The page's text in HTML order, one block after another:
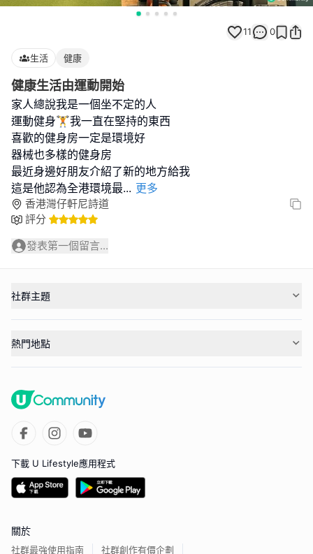
11 0
生活 健康
健康生活由運動開始
家人總說我是一個坐不定的人
運動健身🏋️我一直在堅持的東西
喜歡的健身房一定是環境好
器械也多樣的健身房
最近身邊好朋友介紹了新的地方給我
這是他認為全港環境最... 更多
香港灣仔軒尼詩道
評分
發表第一個留言...
社群主題
熱門地點
下載 U Lifestyle應用程式
關於
社群最強使用指南 社群創作有價企劃